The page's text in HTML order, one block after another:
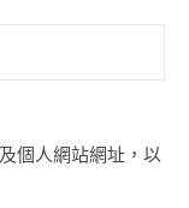
個人網站網址，以